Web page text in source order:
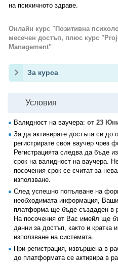
на психичното здраве.
Онлайн курс "Позитивна
месечен достъп, плюс курс
Management"
За курса
Условия
Валидност на ваучера: от 23
За да активирате достъпа си до
регистрирате своя ваучер чрез
Регистрацията следва да бъде
срок на валидност на ваучера.
посочения срок се считат за
използване.
След успешно попълване на
необходимата информация,
платформа ще бъде създаден в
На посочения от Вас имейл ще
данни за достъп, както и кратка
използване на системата.
При регистрация, извършена в
до платформата се активира в